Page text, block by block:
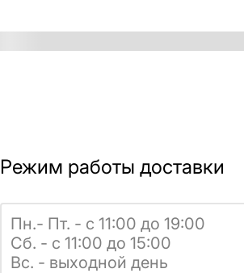
Режим работы доставки
Пн.- Пт. - с 11:00 до 19:00
Сб. - с 11:00 до 15:00
Вс. - выходной день